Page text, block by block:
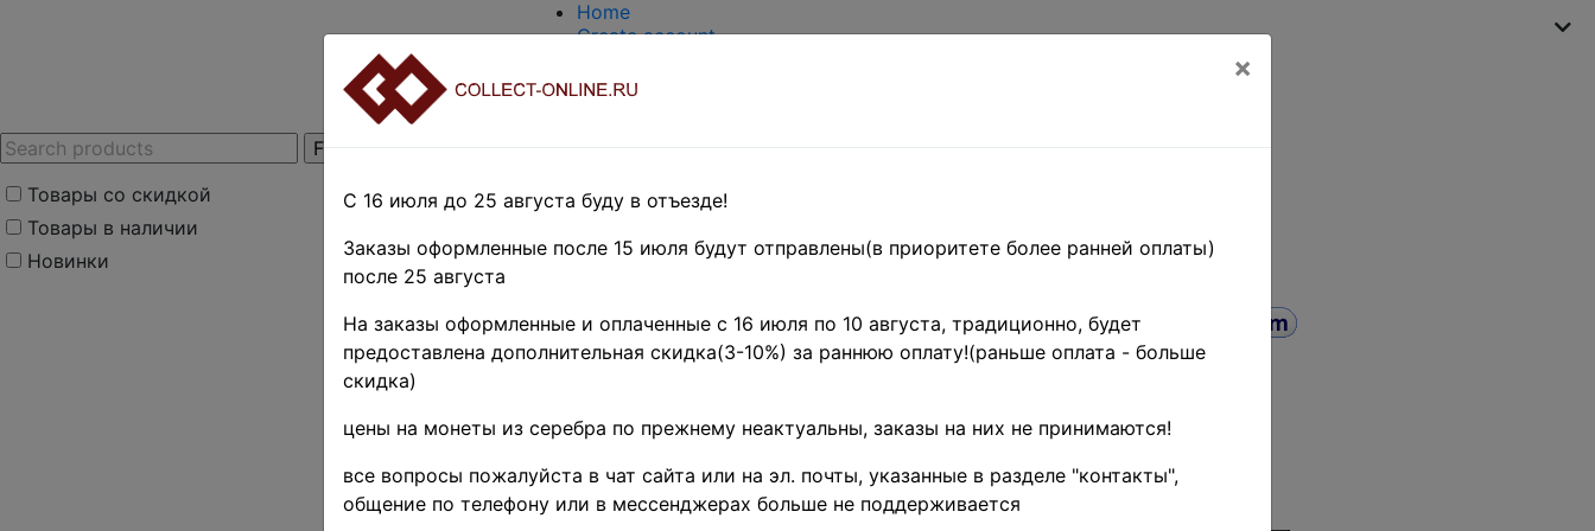
Товары со скидкой
Товары в наличии
Новинки
Home
Create account
About Collect-Online
Оценка и покупка
EASY SEARCH
Home Нумизматика
Иностранные
монеты» Foreegn and local coins sold in by weight
-13%
Иностранные монеты • пакет 1+ кг. •
220-250 шт.!!! (из Европы) (Product code
(SKU):C-WW-1KG-EU)
×
С 16 июля до 25 августа буду в отъезде!
Заказы оформленные после 15 июля будут отправлены(в приоритете более ранней оплаты)
после 25 августа
На заказы оформленные и оплаченные с 16 июля по 10 августа, традиционно, будет
предоставлена дополнительная скидка(3-10%) за раннюю оплату!(раньше оплата - больше
скидка)
цены на монеты из серебра по прежнему неактуальны, заказы на них не принимаются!
все вопросы пожалуйста в чат сайта или на эл. почты, указанные в разделе "контакты",
общение по телефону или в мессенджерах больше не поддерживается